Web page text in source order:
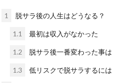
1 脱サラ後の人生はどうなる？
1.1 最初は収入がなかった
1.2 脱サラ後一番変わった事は
1.3 低リスクで脱サラするには